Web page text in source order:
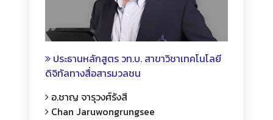
ประธานหลักสูตร วท.บ. สาขาวิชาเทคโนโลยี
ดิจิทัลทางสื่อสารมวลชน
อ.ชาญ จารุวงศ์รังสี
Chan Jaruwongrungsee